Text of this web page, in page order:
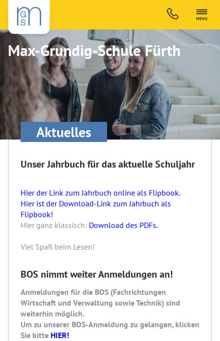
Max-Grundig-Schule Fürth
Aktuelles
Unser Jahrbuch für das aktuelle Schuljahr
Hier der Link zum Jahrbuch online als Flipbook.
Hier ist der Download-Link zum Jahrbuch als
Flipbook!
Hier ganz klassisch: Download des PDFs.
Viel Spaß beim Lesen!
BOS nimmt weiter Anmeldungen an!
Anmeldungen für die BOS (Fachrichtungen
Wirtschaft und Verwaltung sowie Technik) sind
weiterhin möglich.
Um zu unserer BOS-Anmeldung zu gelangen, klicken
Sie bitte HIER!